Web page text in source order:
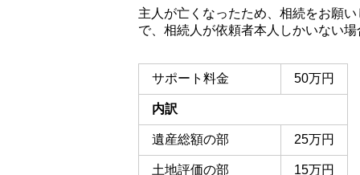
主人が亡くなったため、相続をお願
で、相続人が依頼者本人しかいない場
サポート料金 50万円
内訳
遺産総額の部 25万円
土地評価の部 15万円